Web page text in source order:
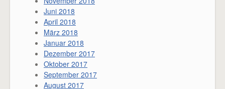
Juni 2018
April 2018
März 2018
Januar 2018
Dezember 2017
Oktober 2017
September 2017
August 2017